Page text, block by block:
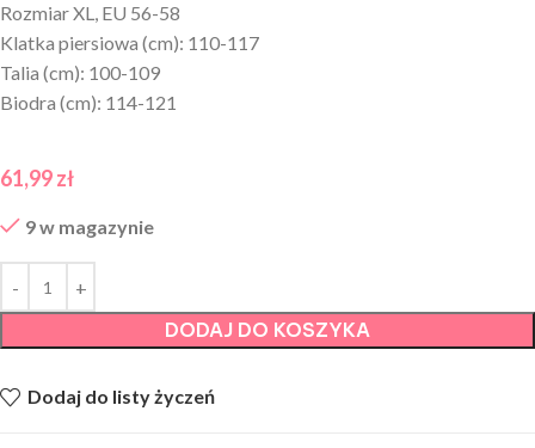
Rozmiar XL, EU 56-58
Klatka piersiowa (cm): 110-117
Talia (cm): 100-109
Biodra (cm): 114-121
61,99zł
9 w magazynie
DODAJ DO KOSZYKA
Dodaj do listy życzeń